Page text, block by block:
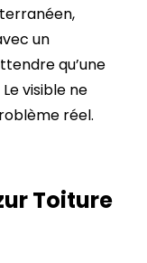
un
qu’une
visible ne
réel.
Toiture